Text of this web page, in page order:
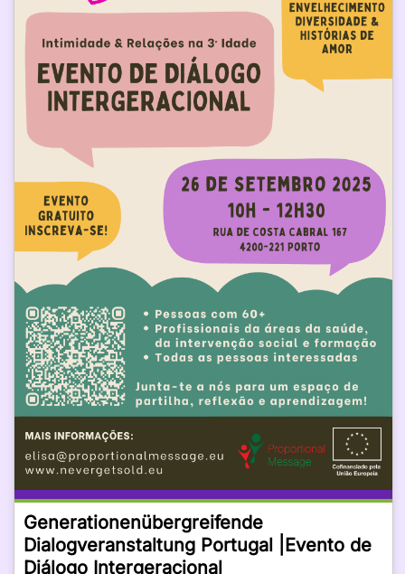
Generationenübergreifende
Dialogveranstaltung Portugal |Evento de
Diálogo Intergeracional